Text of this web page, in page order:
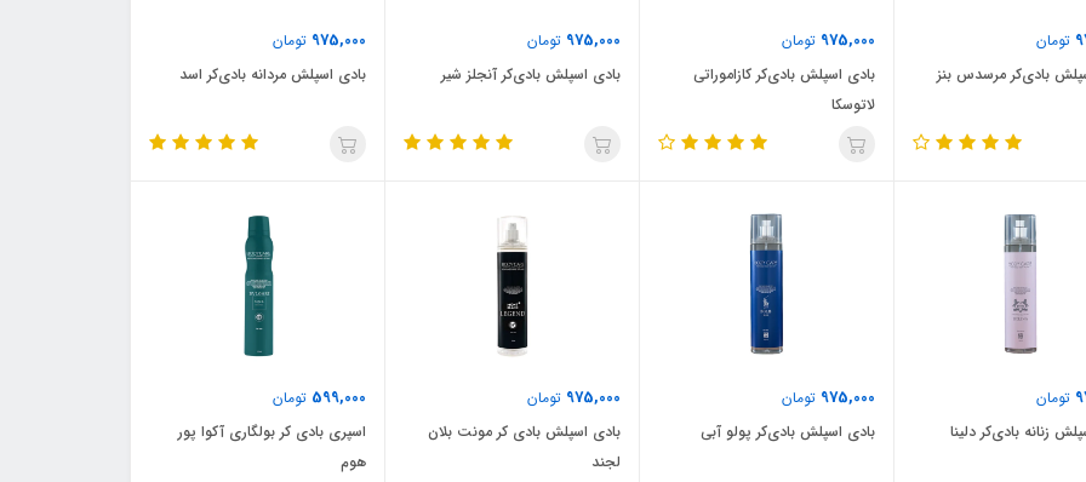
تومان
بادی‌کر مرسدس بنز
975,000 تومان
بادی اسپلش بادی‌کر کازاموراتی
لاتوسکا
975,000 تومان
بادی اسپلش بادی‌کر آنجلز شیر
975,000 تومان
بادی اسپلش مردانه بادی‌کر اسد
تومان
زنانه بادی‌کر دلینا
975,000 تومان
بادی اسپلش بادی‌کر پولو آبی
975,000 تومان
بادی اسپلش بادی کر مونت بلان
لجند
599,000 تومان
اسپری بادی کر بولگاری آکوا پور
هوم